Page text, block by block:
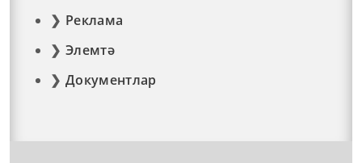
Реклама
Элемтә
Документлар